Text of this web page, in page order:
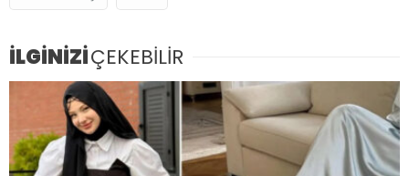
İLGİNİZİÇEKEBİLİR